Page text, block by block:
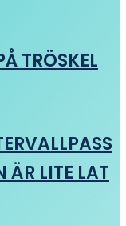
TRÖSKEL
ÄR LITE LAT